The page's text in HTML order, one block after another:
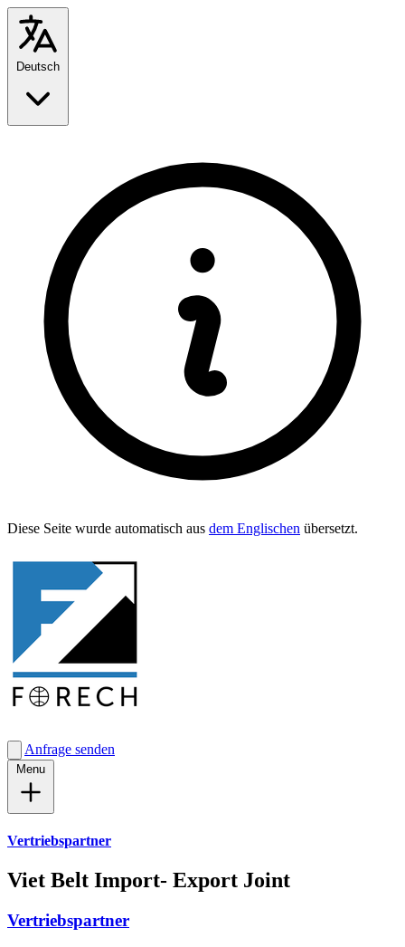
Diese Seite wurde automa­tisch aus dem Englis­chen übersetzt.
Anfrage senden
Vertriebspartner
Viet Belt Import- Export Joint
Vertriebspartner